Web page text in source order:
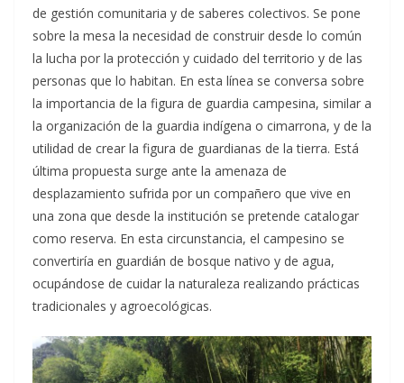
de gestión comunitaria y de saberes colectivos. Se pone
sobre la mesa la necesidad de construir desde lo común
la lucha por la protección y cuidado del territorio y de las
personas que lo habitan. En esta línea se conversa sobre
la importancia de la figura de guardia campesina, similar a
la organización de la guardia indígena o cimarrona, y de la
utilidad de crear la figura de guardianas de la tierra. Está
última propuesta surge ante la amenaza de
desplazamiento sufrida por un compañero que vive en
una zona que desde la institución se pretende catalogar
como reserva. En esta circunstancia, el campesino se
convertiría en guardián de bosque nativo y de agua,
ocupándose de cuidar la naturaleza realizando prácticas
tradicionales y agroecológicas.